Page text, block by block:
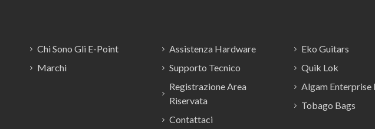
Chi Sono Gli E-Point
Marchi
Assistenza Hardware
Supporto Tecnico
Registrazione Area
Riservata
Contattaci
Eko Guitars
Quik Lok
Algam Enterprise
Tobago Bags